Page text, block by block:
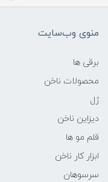
منوی وب‌سایت
برقی ها
محصولات ناخن
ژل
دیزاین ناخن
قلم مو ها
ابزار کار ناخن
سرسوهان